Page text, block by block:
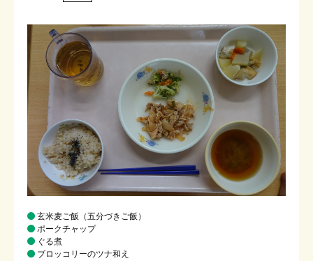
玄米麦ご飯（五分づきご飯）
ポークチャップ
ぐる煮
ブロッコリーのツナ和え